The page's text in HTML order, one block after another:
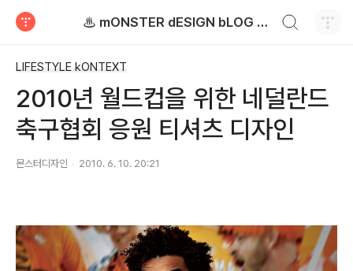
♨ mONSTER dESIGN bLOG - 몬스터디자인 블로그
LIFESTYLE kONTEXT
2010년 월드컵을 위한 네덜란드
축구협회 응원 티셔츠 디자인
몬스터디자인 2010. 6. 10. 20:21